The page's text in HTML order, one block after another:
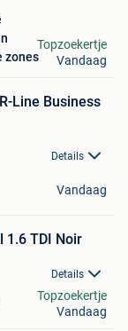
zones
Topzoekertje
Vandaag
Line Business
Details
Vandaag
1.6 TDI Noir
Details
Topzoekertje
Vandaag